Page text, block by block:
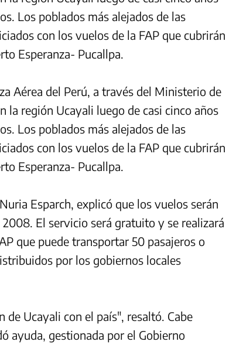
Los poblados más alejados de las
con los vuelos de la FAP que cubrirán
Esperanza- Pucallpa.
Aérea del Perú, a través del Ministerio de
la región Ucayali luego de casi cinco años
Los poblados más alejados de las
con los vuelos de la FAP que cubrirán
Esperanza- Pucallpa.
Esparch, explicó que los vuelos serán
El servicio será gratuito y se realizará
que puede transportar 50 pasajeros o
por los gobiernos locales
de Ucayali con el país", resaltó. Cabe
ayuda, gestionada por el Gobierno